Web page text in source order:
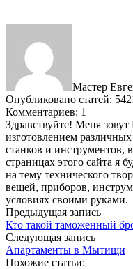
Мастер
Опубликовано статей:
Комментариев: 1
Здравствуйте! Меня
изготовлением
станков и инструментов,
страницах этого сайта я
на тему технического
вещей, приборов,
условиях своими руками.
Предыдущая запись
Кто такой таможенный
Следующая запись
Апартаменты в Мытищи
Похожие статьи: